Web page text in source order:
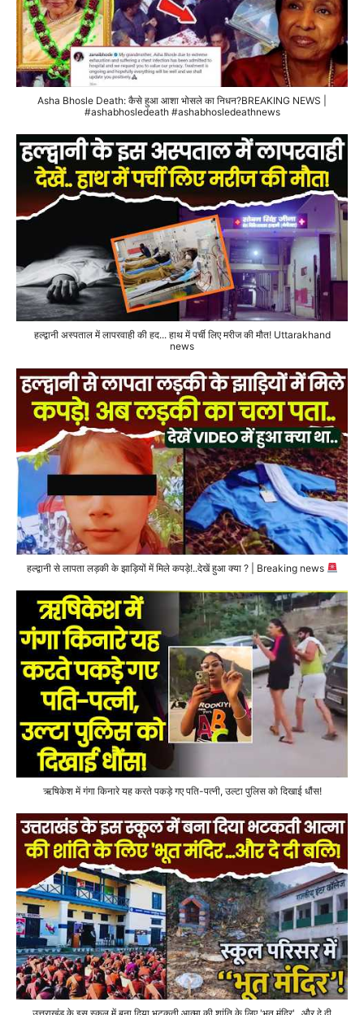
Asha Bhosle Death: कैसे हुआ आशा भोसले का निधन?BREAKING NEWS |
#ashabhosledeath #ashabhosledeathnews
हल्द्वानी अस्पताल में लापरवाही की हद... हाथ में पर्ची लिए मरीज की मौत! Uttarakhand
news
हल्द्वानी से लापता लड़की के झाड़ियों में मिले कपड़े!..देखें हुआ क्या ? | Breaking news
ऋषिकेश में गंगा किनारे यह करते पकड़े गए पति-पत्नी, उल्टा पुलिस को दिखाई धौंस!